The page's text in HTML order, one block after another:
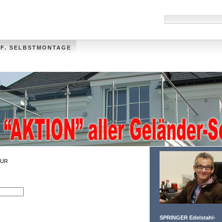
SELBSTMONTAGE
SPRINGER Edelstahl-